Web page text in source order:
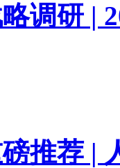
调研 |
推荐 |